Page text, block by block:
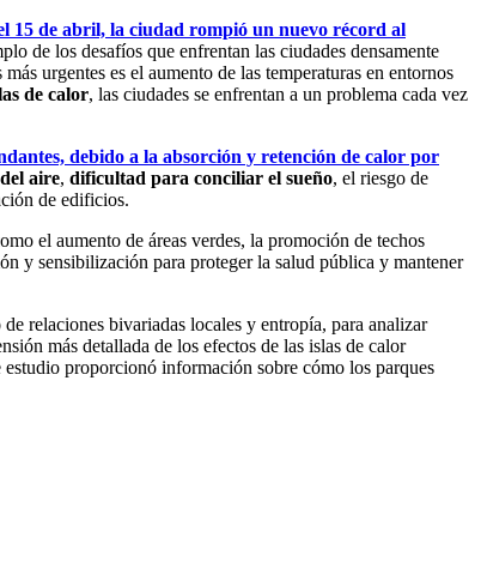
15 de abril, la ciudad rompió un nuevo récord al
de los desafíos que enfrentan las ciudades densamente
urgentes es el aumento de las temperaturas en entornos
de calor, las ciudades se enfrentan a un problema cada vez
debido a la absorción y retención de calor por
aire, dificultad para conciliar el sueño, el riesgo de
de edificios.
el aumento de áreas verdes, la promoción de techos
y sensibilización para proteger la salud pública y mantener
relaciones bivariadas locales y entropía, para analizar
más detallada de los efectos de las islas de calor
estudio proporcionó información sobre cómo los parques